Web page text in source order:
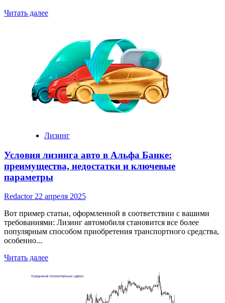
Читать далееRead
научиться
на
форексе
Лизинг
Условия лизинга авто в Альфа Банке:
преимущества, недостатки и ключевые
параметры
Redactor 22 апреля 2025
Вот пример статьи, оформленной в соответствии с вашими
требованиями: Лизинг автомобиля становится все более
популярным способом приобретения транспортного средства,
особенно...
Читать далееRead
about